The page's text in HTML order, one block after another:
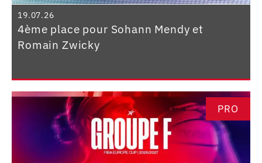
19.07.26
4ème place pour Sohann Mendy et
Romain Zwicky
PRO